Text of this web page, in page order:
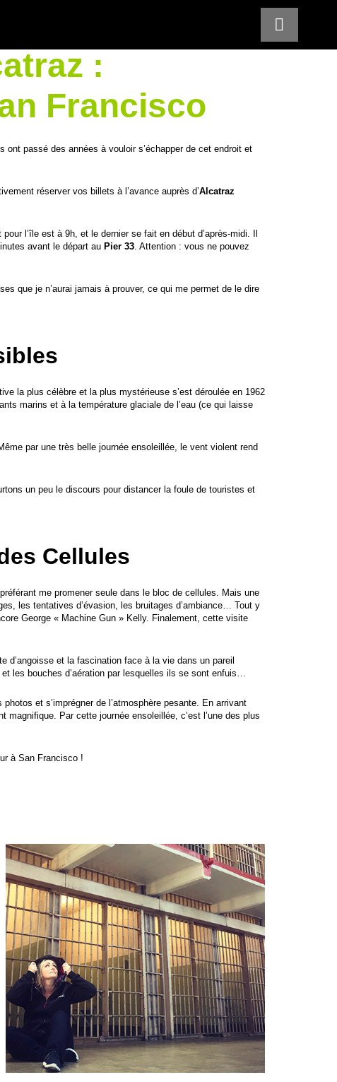
:
Francisco
ont passé des années à vouloir s’échapper de cet endroit et
réserver vos billets à l’avance auprès d’Alcatraz
l’île est à 9h, et le dernier se fait en début d’après-midi. Il
avant le départ au Pier 33. Attention : vous ne pouvez
que je n’aurai jamais à prouver, ce qui me permet de le dire
la plus célèbre et la plus mystérieuse s’est déroulée en 1962
marins et à la température glaciale de l’eau (ce qui laisse
par une très belle journée ensoleillée, le vent violent rend
un peu le discours pour distancer la foule de touristes et
Cellules
me promener seule dans le bloc de cellules. Mais une
les tentatives d’évasion, les bruitages d’ambiance… Tout y
George « Machine Gun » Kelly. Finalement, cette visite
et la fascination face à la vie dans un pareil
les bouches d’aération par lesquelles ils se sont enfuis…
et s’imprégner de l’atmosphère pesante. En arrivant
Par cette journée ensoleillée, c’est l’une des plus
à San Francisco !